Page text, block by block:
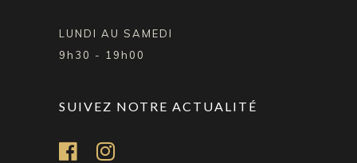
LUNDI AU SAMEDI
9h30 - 19h00
SUIVEZ NOTRE ACTUALITÉ